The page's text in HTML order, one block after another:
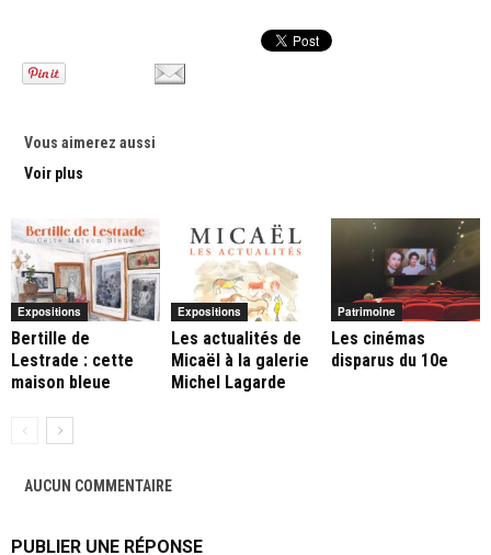
Vous aimerez aussi
Voir plus
Expositions
Bertille de
Lestrade : cette
maison bleue
Expositions
Les actualités de
Micaël à la galerie
Michel Lagarde
Patrimoine
Les cinémas
disparus du 10e
AUCUN COMMENTAIRE
PUBLIER UNE RÉPONSE